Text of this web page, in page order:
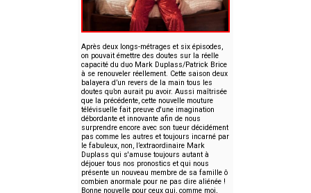
Après deux longs-métrages et six épisodes,
on pouvait émettre des doutes sur la réelle
capacité du duo Mark Duplass/Patrick Brice
à se renouveler réellement. Cette saison deux
balayera d’un revers de la main tous les
doutes qu’on aurait pu avoir. Aussi maîtrisée
que la précédente, cette nouvelle mouture
télévisuelle fait preuve d'une imagination
débordante et innovante afin de nous
surprendre encore avec son tueur décidément
pas comme les autres et toujours incarné par
le fabuleux, non, l’extraordinaire Mark
Duplass qui s'amuse toujours autant à
déjouer tous nos pronostics et qui nous
présente un nouveau membre de sa famille ô
combien anormale pour ne pas dire aliénée !
Bonne nouvelle pour ceux qui, comme moi,